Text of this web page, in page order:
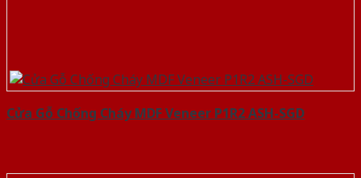
Cửa Gỗ Chống Cháy MDF Veneer P1R2 ASH-SGD